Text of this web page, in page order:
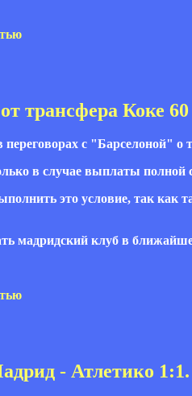
трансфера Коке
с "Барселоной" о
в случае выплаты
это условие, так как
мадридский клуб в
- Атлетико